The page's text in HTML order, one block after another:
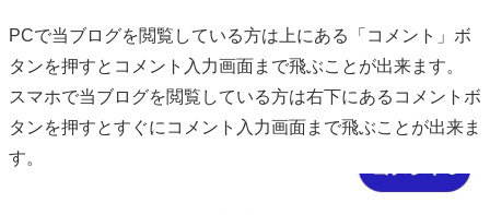
PCで当ブログを閲覧している方は上にある「コメント」ボ
タンを押すとコメント入力画面まで飛ぶことが出来ます。
スマホで当ブログを閲覧している方は右下にあるコメントボ
タンを押すとすぐにコメント入力画面まで飛ぶことが出来ま
す。